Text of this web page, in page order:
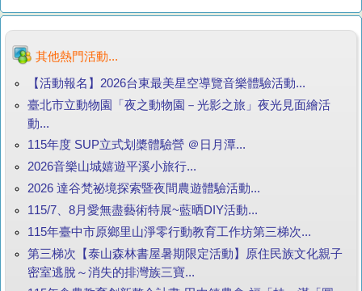
其他熱門活動...
【活動報名】2026台東最美星空導覽音樂體驗活動...
臺北市立動物園「夜之動物園－光影之旅」夜光見面繪活
動...
115年度 SUP立式划槳體驗營 ＠日月潭...
2026音樂山城嬉遊平溪小旅行...
2026 達谷梵祕境探索暨夜間農遊體驗活動...
115/7、8月愛無盡藝術特展~藍晒DIY活動...
115年臺中市原鄉里山淨零行動教育工作坊第三梯次...
第三梯次【泰山森林書屋暑期限定活動】原住民族文化親子
密室逃脫～消失的排灣族三寶...